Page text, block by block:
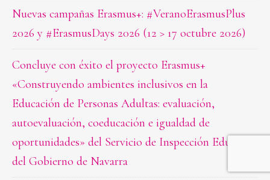
Nuevas campañas Erasmus+: #VeranoErasmusPlus
2026 y #ErasmusDays 2026 (12 > 17 octubre 2026)
Concluye con éxito el proyecto Erasmus+
«Construyendo ambientes inclusivos en la
Educación de Personas Adultas: evaluación,
autoevaluación, coeducación e igualdad de
oportunidades» del Servicio de Inspección Educativa
del Gobierno de Navarra